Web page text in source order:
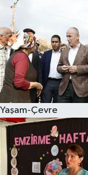
Yaşam-Çevre